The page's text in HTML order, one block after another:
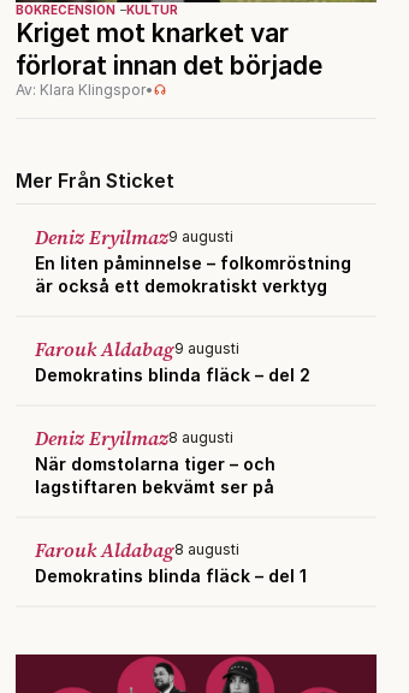
BOKRECENSION KULTUR
Kriget mot knarket var
förlorat innan det började
Av: Klara Klingspor•
Mer Från Sticket
Deniz Eryilmaz9 augusti
En liten påminnelse – folkomröstning
är också ett demokratiskt verktyg
Farouk Aldabag9 augusti
Demokratins blinda fläck – del 2
Deniz Eryilmaz8 augusti
När domstolarna tiger – och
lagstiftaren bekvämt ser på
Farouk Aldabag8 augusti
Demokratins blinda fläck – del 1